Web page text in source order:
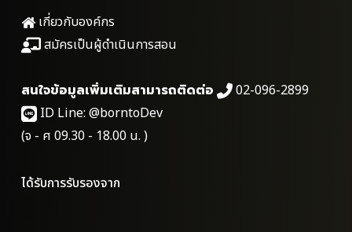
เกี่ยวกับองค์กร
สมัครเป็นผู้ดำเนินการสอน
สนใจข้อมูลเพิ่มเติมสามารถติดต่อ
02-096-2899
ID Line: @borntoDev
(จ - ศ 09.30 - 18.00 น. )
ได้รับการรับรองจาก